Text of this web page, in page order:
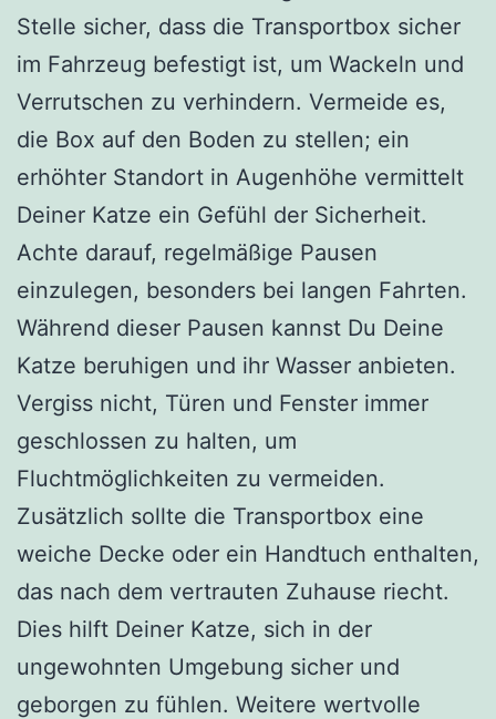
Stelle sicher, dass die Transportbox sicher
im Fahrzeug befestigt ist, um Wackeln und
Verrutschen zu verhindern. Vermeide es,
die Box auf den Boden zu stellen; ein
erhöhter Standort in Augenhöhe vermittelt
Deiner Katze ein Gefühl der Sicherheit.
Achte darauf, regelmäßige Pausen
einzulegen, besonders bei langen Fahrten.
Während dieser Pausen kannst Du Deine
Katze beruhigen und ihr Wasser anbieten.
Vergiss nicht, Türen und Fenster immer
geschlossen zu halten, um
Fluchtmöglichkeiten zu vermeiden.
Zusätzlich sollte die Transportbox eine
weiche Decke oder ein Handtuch enthalten,
das nach dem vertrauten Zuhause riecht.
Dies hilft Deiner Katze, sich in der
ungewohnten Umgebung sicher und
geborgen zu fühlen. Weitere wertvolle